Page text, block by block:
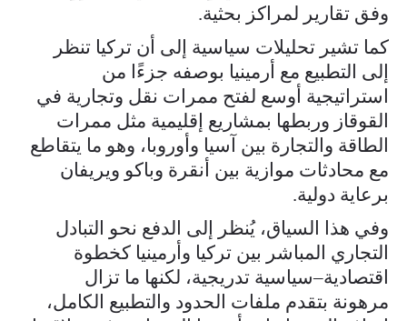
وفق تقارير لمراكز بحثية.
كما تشير تحليلات سياسية إلى أن تركيا تنظر
إلى التطبيع مع أرمينيا بوصفه جزءًا من
استراتيجية أوسع لفتح ممرات نقل وتجارية في
القوقاز وربطها بمشاريع إقليمية مثل ممرات
الطاقة والتجارة بين آسيا وأوروبا، وهو ما يتقاطع
مع محادثات موازية بين أنقرة وباكو ويريفان
برعاية دولية.
وفي هذا السياق، يُنظر إلى الدفع نحو التبادل
التجاري المباشر بين تركيا وأرمينيا كخطوة
اقتصادية–سياسية تدريجية، لكنها ما تزال
مرهونة بتقدم ملفات الحدود والتطبيع الكامل،